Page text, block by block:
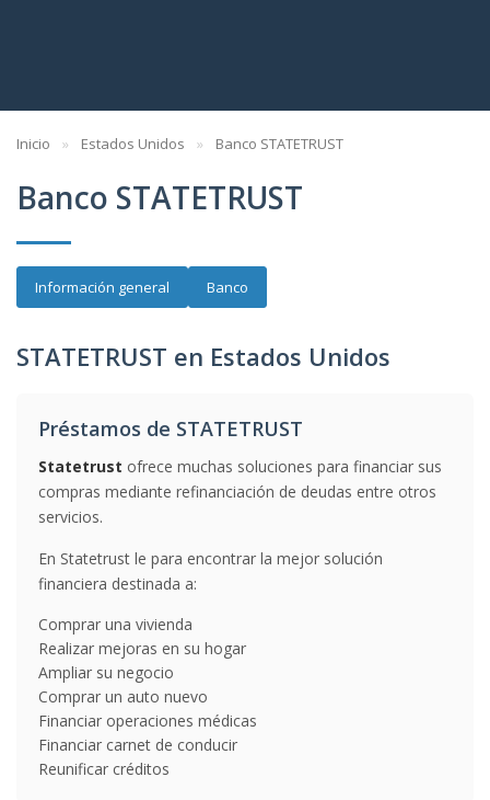
Inicio Estados Unidos Banco STATETRUST
Banco STATETRUST
Información general Banco
STATETRUST en Estados Unidos
Préstamos de STATETRUST
Statetrust ofrece muchas soluciones para financiar sus
compras mediante refinanciación de deudas entre otros
servicios.
En Statetrust le para encontrar la mejor solución
financiera destinada a:
Comprar una vivienda
Realizar mejoras en su hogar
Ampliar su negocio
Comprar un auto nuevo
Financiar operaciones médicas
Financiar carnet de conducir
Reunificar créditos